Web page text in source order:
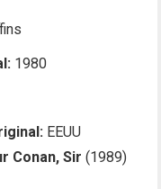
1980
EEUU
Conan, Sir (1989)